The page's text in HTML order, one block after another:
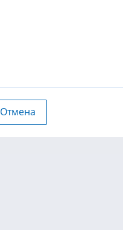
Отмена